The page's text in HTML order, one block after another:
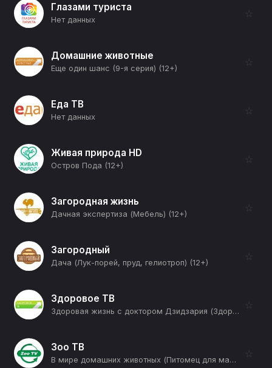
Глазами туриста
Нет данных
☆
Домашние животные
Еще один шанс (9-я серия) (12+)
☆
Еда ТВ
Нет данных
☆
Живая природа HD
Остров Пода (12+)
☆
Загородная жизнь
Дачная экспертиза (Мебель) (12+)
☆
Загородный
Дача (Лук-порей, пруд, гелиотроп) (12+)
☆
Здоровое ТВ
Здоровая жизнь с доктором Дзидзария (Здоровый кишечник) (12+)
☆
Зоо ТВ
В мире домашних животных (Питомец для маленькой квартиры) (12+)
☆